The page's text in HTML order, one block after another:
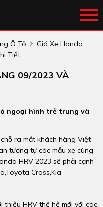
Ô Tô
Giá Xe Honda
Tiết
09/2023 VÀ
ngoại hình trẻ trung và
ra mắt khách hàng Việt
tương tự các mẫu xe cùng
HRV 2023 sẽ phải cạnh
Cross,Kia
HRV thế hệ mới với các